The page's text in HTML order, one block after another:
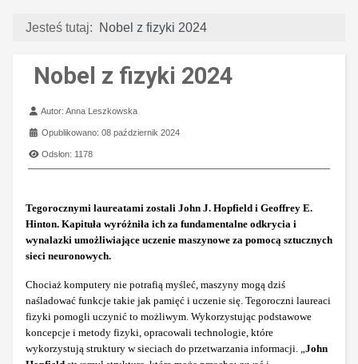
Jesteś tutaj: Nobel z fizyki 2024
Nobel z fizyki 2024
Szczegóły
Autor:Anna Leszkowska
Opublikowano: 08 październik 2024
Odsłon: 1178
Tegorocznymi laureatami zostali John J. Hopfield i Geoffrey E.
Hinton. Kapituła wyróżniła ich za fundamentalne odkrycia i
wynalazki umożliwiające uczenie maszynowe za pomocą sztucznych
sieci neuronowych.
Chociaż komputery nie potrafią myśleć, maszyny mogą dziś
naśladować funkcje takie jak pamięć i uczenie się. Tegoroczni laureaci
fizyki pomogli uczynić to możliwym. Wykorzystując podstawowe
koncepcje i metody fizyki, opracowali technologie, które
wykorzystują struktury w sieciach do przetwarzania informacji. „John